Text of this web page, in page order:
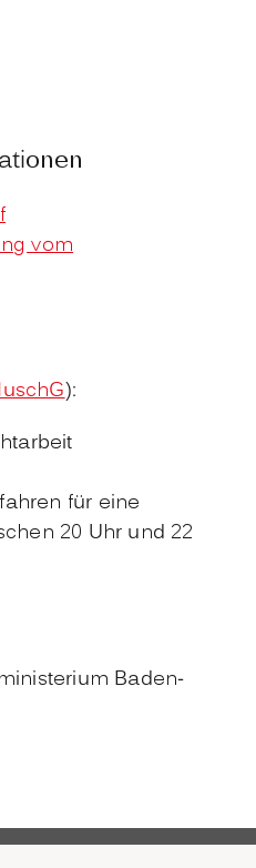
vom
):
für eine
20 Uhr und 22
Baden-